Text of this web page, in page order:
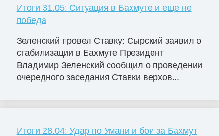
Итоги 31.05: Ситуация в Бахмуте и еще не
победа
Зеленский провел Ставку: Сырский заявил о
стабилизации в Бахмуте Президент
Владимир Зеленский сообщил о проведении
очередного заседания Ставки верхов...
Итоги 28.04: Удар по Умани и бои за Бахмут